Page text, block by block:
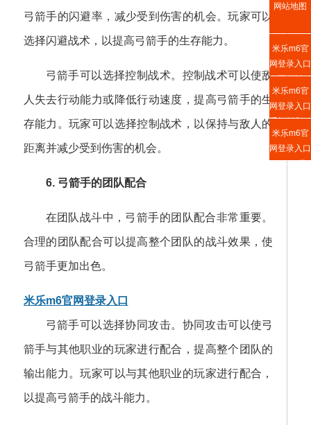
弓箭手的闪避率，减少受到伤害的机会。玩家可以
选择闪避战术，以提高弓箭手的生存能力。
弓箭手可以选择控制战术。控制战术可以使敌
人失去行动能力或降低行动速度，提高弓箭手的生
存能力。玩家可以选择控制战术，以保持与敌人的
距离并减少受到伤害的机会。
6. 弓箭手的团队配合
在团队战斗中，弓箭手的团队配合非常重要。
合理的团队配合可以提高整个团队的战斗效果，使
弓箭手更加出色。
米乐m6官网登录入口
弓箭手可以选择协同攻击。协同攻击可以使弓
箭手与其他职业的玩家进行配合，提高整个团队的
输出能力。玩家可以与其他职业的玩家进行配合，
以提高弓箭手的战斗能力。
网站地图
米乐m6官
网登录入口
网页版
米乐m6官
网登录入口
手机版入口
米乐m6官
网登录入口
APP下载